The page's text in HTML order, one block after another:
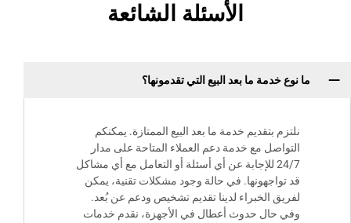
الأسئلة الشائعة
ما بعد البيع التي تقدمونها؟
بتقديم خدمة ما بعد البيع الممتازة. يمكنكم
مع خدمة دعم العملاء المتاحة على مدار
24/7 للإجابة عن أي أسئلة أو التعامل مع أي مشاكل
في حالة وجود مشكلات تقنية، يمكن
الخبراء لدينا تقديم تشخيص ودعم عن بُعد.
حدوث أعطال في الأجهزة، نقدم خدمات